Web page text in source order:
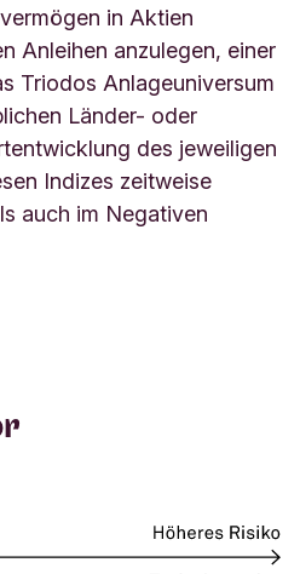
in Aktien
Anleihen anzulegen, einer
Triodos Anlageuniversum
Länder- oder
des jeweiligen
Indizes zeitweise
auch im Negativen